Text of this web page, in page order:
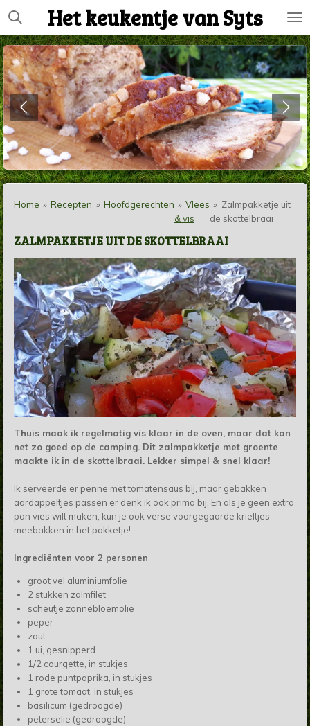
Ga
direct
naar
de
hoofdinhoud
Het keukentje van Syts
Home » Recepten » Hoofdgerechten » Vlees
& vis
» Zalmpakketje uit
de skottelbraai
ZALMPAKKETJE UIT DE SKOTTELBRAAI
Thuis maak ik regelmatig vis klaar in de oven, maar dat kan
net zo goed op de camping. Dit zalmpakketje met groente
maakte ik in de skottelbraai. Lekker simpel & snel klaar!
Ik serveerde er penne met tomatensaus bij, maar gebakken
aardappeltjes passen er denk ik ook prima bij. En als je geen extra
pan vies wilt maken, kun je ook verse voorgegaarde krieltjes
meebakken in het pakketje!
Ingrediënten voor 2 personen
groot vel aluminiumfolie
2 stukken zalmfilet
scheutje zonnebloemolie
peper
zout
1 ui, gesnipperd
1/2 courgette, in stukjes
1 rode puntpaprika, in stukjes
1 grote tomaat, in stukjes
basilicum (gedroogde)
peterselie (gedroogde)